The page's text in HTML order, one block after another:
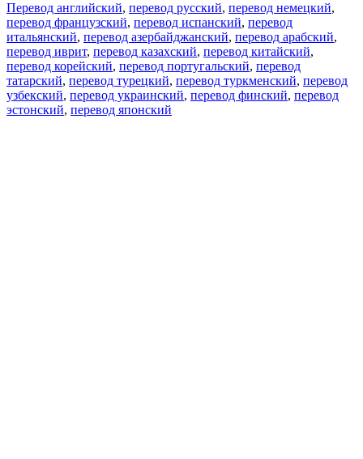
Перевод английский, перевод русский, перевод немецкий,
перевод французский, перевод испанский, перевод
итальянский, перевод азербайджанский, перевод арабский,
перевод иврит, перевод казахский, перевод китайский,
перевод корейский, перевод португальский, перевод
татарский, перевод турецкий, перевод туркменский, перевод
узбекский, перевод украинский, перевод финский, перевод
эстонский, перевод японский